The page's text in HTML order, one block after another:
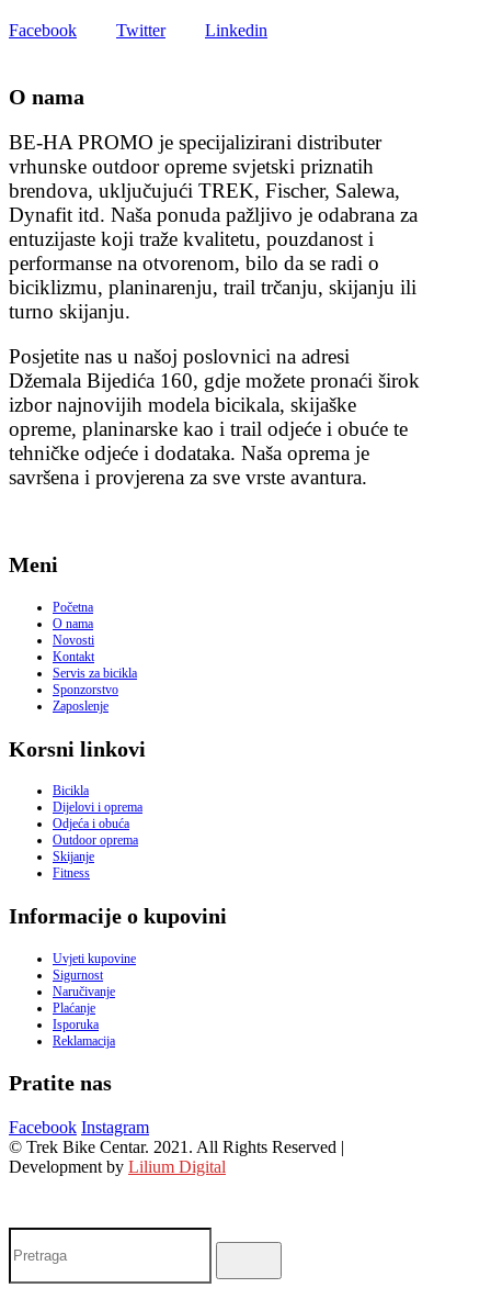
Facebook Twitter Linkedin
O nama
BE-HA PROMO je specijalizirani distributer
vrhunske outdoor opreme svjetski priznatih
brendova, uključujući TREK, Fischer, Salewa,
Dynafit itd. Naša ponuda pažljivo je odabrana za
entuzijaste koji traže kvalitetu, pouzdanost i
performanse na otvorenom, bilo da se radi o
biciklizmu, planinarenju, trail trčanju, skijanju ili
turno skijanju.
Posjetite nas u našoj poslovnici na adresi
Džemala Bijedića 160, gdje možete pronaći širok
izbor najnovijih modela bicikala, skijaške
opreme, planinarske kao i trail odjeće i obuće te
tehničke odjeće i dodataka. Naša oprema je
savršena i provjerena za sve vrste avantura.
Meni
Početna
O nama
Novosti
Kontakt
Servis za bicikla
Sponzorstvo
Zaposlenje
Korsni linkovi
Bicikla
Dijelovi i oprema
Odjeća i obuća
Outdoor oprema
Skijanje
Fitness
Informacije o kupovini
Uvjeti kupovine
Sigurnost
Naručivanje
Plaćanje
Isporuka
Reklamacija
Pratite nas
Facebook Instagram
© Trek Bike Centar. 2021. All Rights Reserved |
Development by Lilium Digital